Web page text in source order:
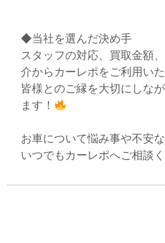
◆当社を選んだ決め手
スタッフの対応、買取金額
介からカーレポをご利用い
皆様とのご縁を大切にしな
ます！
お車について悩み事や不安
いつでもカーレポへご相談